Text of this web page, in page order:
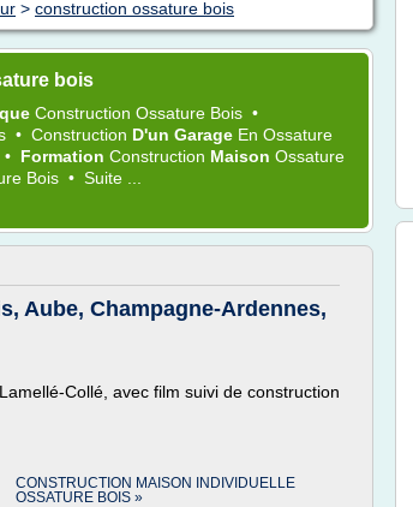
> construction ossature bois
bois
Construction Ossature Bois •
• Construction D'un Garage En Ossature
• Formation Construction Maison Ossature
Bois • Suite ...
Aube, Champagne-Ardennes,
Collé, avec film suivi de construction
CONSTRUCTION MAISON INDIVIDUELLE
OSSATURE BOIS »